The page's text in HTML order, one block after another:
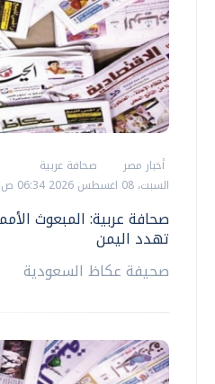
أخبار مصر
صحافة عربية
السبت، 08 اغسطس 2026 06:34 ص
صحافة عربية: المبعوث
تهدد اليمن
صحيفة عكاظ السعودية